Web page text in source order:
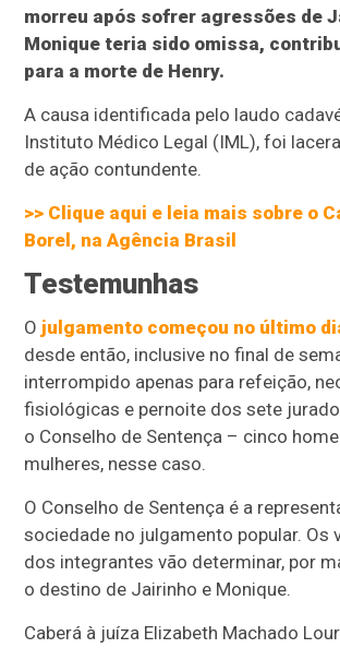
morreu após sofrer agressões de
Monique teria sido omissa,
para a morte de Henry.
A causa identificada pelo laudo
Instituto Médico Legal (IML), foi
de ação contundente.
>> Clique aqui e leia mais sobre o
Borel, na Agência Brasil
Testemunhas
O julgamento começou no último
desde então, inclusive no final de
interrompido apenas para refeição,
fisiológicas e pernoite dos sete
o Conselho de Sentença – cinco
mulheres, nesse caso.
O Conselho de Sentença é a
sociedade no julgamento popular. Os
dos integrantes vão determinar, por
o destino de Jairinho e Monique.
Caberá à juíza Elizabeth Machado